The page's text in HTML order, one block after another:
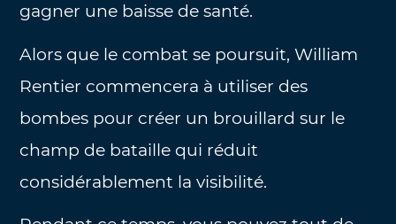
gagner une baisse de santé.
Alors que le combat se poursuit, William
Rentier commencera à utiliser des
bombes pour créer un brouillard sur le
champ de bataille qui réduit
considérablement la visibilité.